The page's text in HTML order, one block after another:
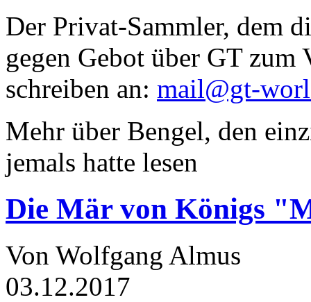
Der Privat-Sammler, dem
gegen Gebot über GT zum
schreiben an: mail@gt-
Mehr über Bengel, den
jemals hatte lesen
Die Mär von Königs
Von Wolfgang Almus
03.12.2017